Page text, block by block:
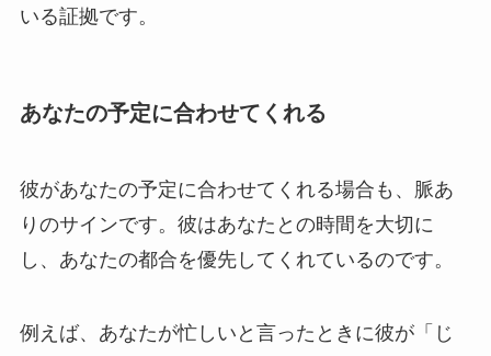
いる証拠です。
あなたの予定に合わせてくれる
彼があなたの予定に合わせてくれる場合も、脈あ
りのサインです。彼はあなたとの時間を大切に
し、あなたの都合を優先してくれているのです。
例えば、あなたが忙しいと言ったときに彼が「じ